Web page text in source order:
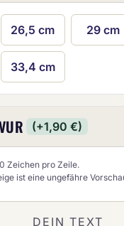
26,5 cm 29 cm
33,4 cm
(+1,90 €)
Zeichen pro Zeile.
ist eine ungefähre